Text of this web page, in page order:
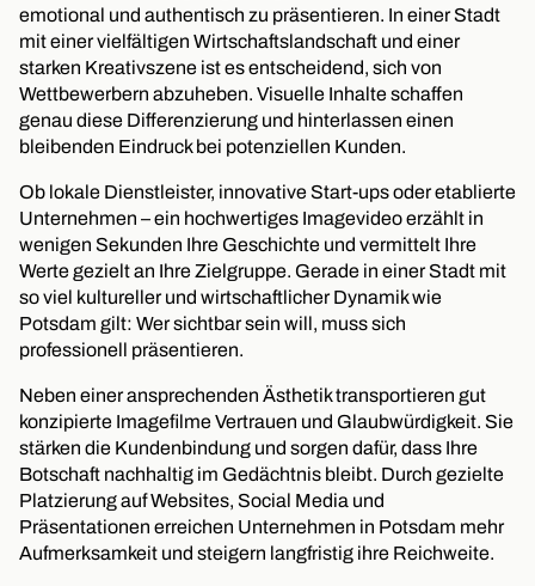
emotional und authentisch zu präsentieren. In einer Stadt
mit einer vielfältigen Wirtschaftslandschaft und einer
starken Kreativszene ist es entscheidend, sich von
Wettbewerbern abzuheben. Visuelle Inhalte schaffen
genau diese Differenzierung und hinterlassen einen
bleibenden Eindruck bei potenziellen Kunden.
Ob lokale Dienstleister, innovative Start-ups oder etablierte
Unternehmen – ein hochwertiges Imagevideo erzählt in
wenigen Sekunden Ihre Geschichte und vermittelt Ihre
Werte gezielt an Ihre Zielgruppe. Gerade in einer Stadt mit
so viel kultureller und wirtschaftlicher Dynamik wie
Potsdam gilt: Wer sichtbar sein will, muss sich
professionell präsentieren.
Neben einer ansprechenden Ästhetik transportieren gut
konzipierte Imagefilme Vertrauen und Glaubwürdigkeit. Sie
stärken die Kundenbindung und sorgen dafür, dass Ihre
Botschaft nachhaltig im Gedächtnis bleibt. Durch gezielte
Platzierung auf Websites, Social Media und
Präsentationen erreichen Unternehmen in Potsdam mehr
Aufmerksamkeit und steigern langfristig ihre Reichweite.